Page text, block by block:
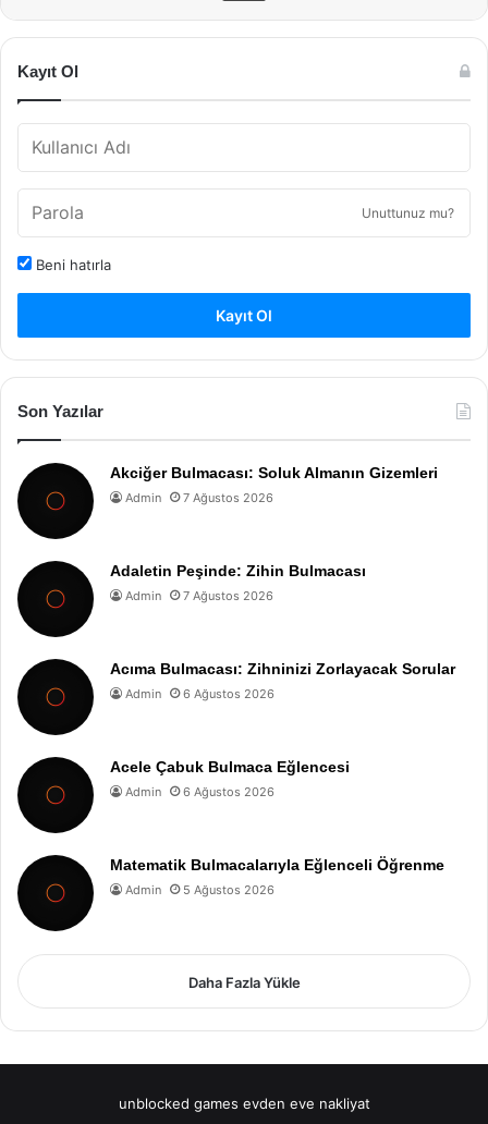
Kayıt Ol
Unuttunuz mu?
Beni hatırla
Kayıt Ol
Son Yazılar
Akciğer Bulmacası: Soluk Almanın Gizemleri
Admin 7 Ağustos 2026
Adaletin Peşinde: Zihin Bulmacası
Admin 7 Ağustos 2026
Acıma Bulmacası: Zihninizi Zorlayacak Sorular
Admin 6 Ağustos 2026
Acele Çabuk Bulmaca Eğlencesi
Admin 6 Ağustos 2026
Matematik Bulmacalarıyla Eğlenceli Öğrenme
Admin 5 Ağustos 2026
Daha Fazla Yükle
unblocked games evden eve nakliyat